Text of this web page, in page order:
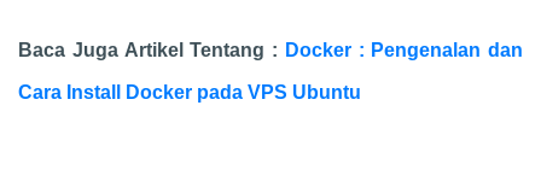
Baca Juga Artikel Tentang : Docker : Pengenalan dan
Cara Install Docker pada VPS Ubuntu